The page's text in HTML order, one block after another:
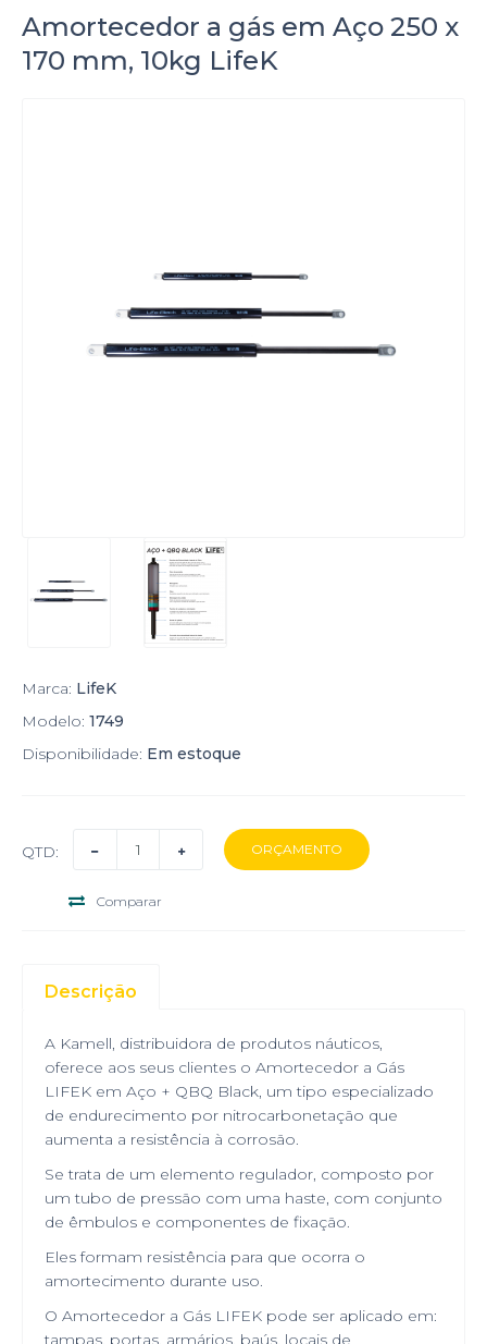
Amortecedor a gás em Aço 250 x
170 mm, 10kg LifeK
Marca: LifeK
Modelo: 1749
Disponibilidade: Em estoque
QTD:
Comparar
Descrição
A Kamell, distribuidora de produtos náuticos,
oferece aos seus clientes o Amortecedor a Gás
LIFEK em Aço + QBQ Black, um tipo especializado
de endurecimento por nitrocarbonetação que
aumenta a resistência à corrosão.
Se trata de um elemento regulador, composto por
um tubo de pressão com uma haste, com conjunto
de êmbulos e componentes de fixação.
Eles formam resistência para que ocorra o
amortecimento durante uso.
O Amortecedor a Gás LIFEK pode ser aplicado em:
tampas, portas, armários, baús, locais de